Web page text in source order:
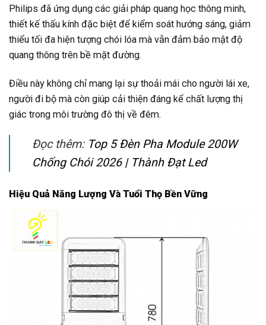
Philips đã ứng dụng các giải pháp quang học thông minh,
thiết kế thấu kính đặc biệt để kiểm soát hướng sáng, giảm
thiểu tối đa hiện tượng chói lóa mà vẫn đảm bảo mật độ
quang thông trên bề mặt đường.
Điều này không chỉ mang lại sự thoải mái cho người lái xe,
người đi bộ mà còn giúp cải thiện đáng kể chất lượng thị
giác trong môi trường đô thị về đêm.
Đọc thêm: Top 5 Đèn Pha Module 200W
Chống Chói 2026 | Thành Đạt Led
Hiệu Quả Năng Lượng Và Tuổi Thọ Bền Vững